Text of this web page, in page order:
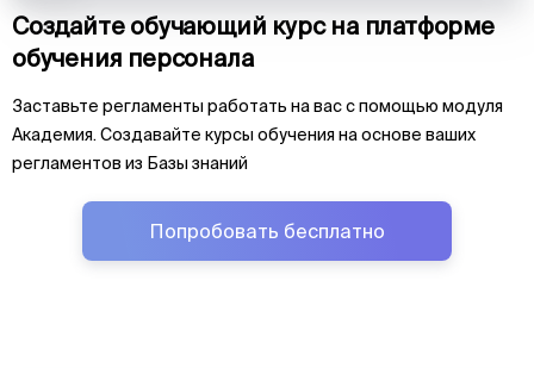
Создайте обучающий курс на платформе
обучения персонала
Заставьте регламенты работать на вас с помощью модуля
Академия. Создавайте курсы обучения на основе ваших
регламентов из Базы знаний
Попробовать бесплатно